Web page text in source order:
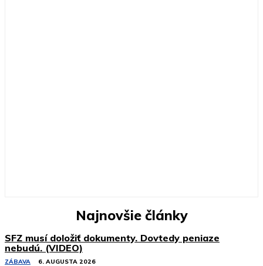
Najnovšie články
SFZ musí doložiť dokumenty. Dovtedy peniaze
nebudú. (VIDEO)
ZÁBAVA 6. AUGUSTA 2026